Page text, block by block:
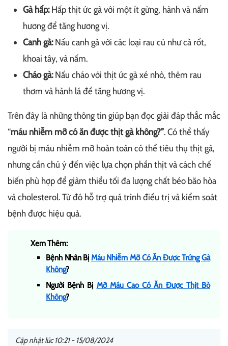
Gà hấp:Hấp thịt ức gà với một ít gừng, hành và nấm
hương để tăng hương vị.
Canh gà:Nấu canh gà với các loại rau củ như cà rốt,
khoai tây, và nấm.
Cháo gà:Nấu cháo với thịt ức gà xé nhỏ, thêm rau
thơm và hành lá để tăng hương vị.
Trên đây là những thông tin giúp bạn đọc giải đáp thắc mắc
“máu nhiễm mỡ có ăn được thịt gà không?”. Có thể thấy
người bị máu nhiễm mỡ hoàn toàn có thể tiêu thụ thịt gà,
nhưng cần chú ý đến việc lựa chọn phần thịt và cách chế
biến phù hợp để giảm thiểu tối đa lượng chất béo bão hòa
và cholesterol. Từ đó hỗ trợ quá trình điều trị và kiểm soát
bệnh được hiệu quả.
Xem Thêm:
Bệnh Nhân Bị Máu Nhiễm Mỡ Có Ăn Được Trứng Gà
Không?
Người Bệnh Bị Mỡ Máu Cao Có Ăn Được Thịt Bò
Không?
Cập nhật lúc 10:21 - 15/08/2024